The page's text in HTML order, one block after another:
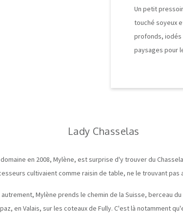
Un petit
touché soyeux
profonds, iodés
paysages pour
Lady Chasselas
en 2008, Mylène, est surprise d'y trouver du
cultivaient comme raisin de table, ne le trouvant pas
Mylène prends le chemin de la Suisse, berceau
en Valais, sur les coteaux de Fully. C'est là notamment